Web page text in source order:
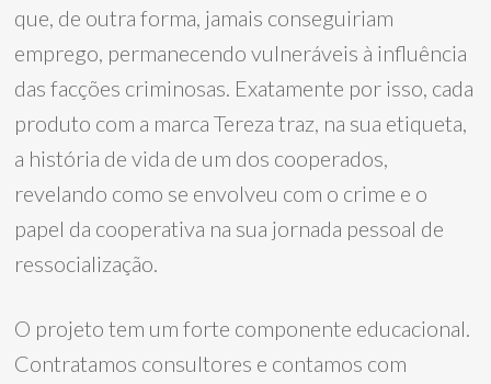
que, de outra forma, jamais conseguiriam
emprego, permanecendo vulneráveis à influência
das facções criminosas. Exatamente por isso, cada
produto com a marca Tereza traz, na sua etiqueta,
a história de vida de um dos cooperados,
revelando como se envolveu com o crime e o
papel da cooperativa na sua jornada pessoal de
ressocialização.
O projeto tem um forte componente educacional.
Contratamos consultores e contamos com